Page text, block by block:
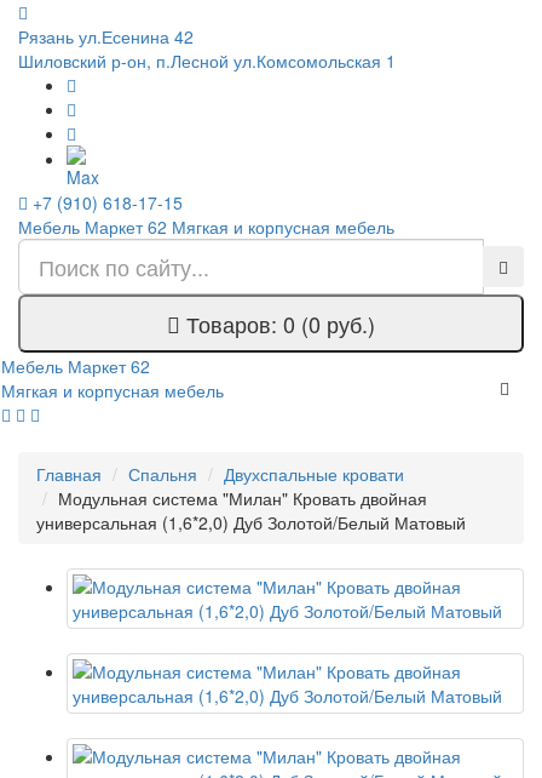
Рязань ул.Есенина 42
Шиловский р-он, п.Лесной ул.Комсомольская 1
+7 (910) 618-17-15
Мебель Маркет 62 Мягкая и корпусная мебель
Товаров: 0 (0 руб.)
Мебель Маркет 62
Мягкая и корпусная мебель
Главная Спальня
Двухспальные кровати
Модульная система "Милан" Кровать двойная
универсальная (1,6*2,0) Дуб Золотой/Белый Матовый